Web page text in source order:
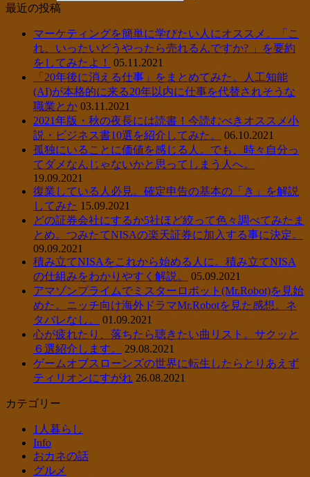
最近の投稿
マーケティングを簡単に学びたい人にオススメ。「こ
れ、いったいどうやったら売れるんですか? 」を要約
をしてみたよ！
05.11.2021
「20年後に消える仕事」をまとめてみた。人工知能
(AI)が本格的に来る20年以内に仕事を代替されそうな
職業とか 03.11.2021
2021年版・秋の夜長には読書！今読むべきオススメ小
説・ビジネス書10選を紹介してみた。
06.10.2021
孤独にいることに価値を感じる人。でも、時々自分っ
てダメなんじゃないかと思ってしまう人へ。
19.09.2021
復業している人必見。確定申告の基本の「き」を解説
してみた 15.09.2021
どの証券会社にするか5社ほど絞って色々調べてみたま
とめ。つみたてNISAの楽天証券に加入する事に決定。
09.09.2021
積み立てNISAをこれから始める人に。積み立てNISA
の仕組みをわかりやすく解説。
05.09.2021
アマゾンプライムでミスターロボット(Mr.Robot)を見始
めた。ニッチ向け海外ドラマMr.Robotを見た感想。ネ
タバレなし。
01.09.2021
心が疲れたり、落ちたら聴きたい曲リスト。サクッと
６選紹介します。
29.08.2021
ゲームオブスローンズの世界に転生したらとりあえず
ティリオンにすがれ 26.08.2021
カテゴリー
1人暮らし
Info
おカネの話
グルメ